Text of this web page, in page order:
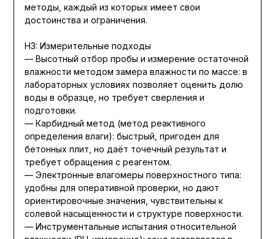
методы, каждый из которых имеет свои
достоинства и ограничения.
H3: Измерительные подходы
— Высотный отбор пробы и измерение остаточной
влажности методом замера влажности по массе: в
лабораторных условиях позволяет оценить долю
воды в образце, но требует сверления и
подготовки.
— Карбидный метод (метод реактивного
определения влаги): быстрый, пригоден для
бетонных плит, но даёт точечный результат и
требует обращения с реагентом.
— Электронные влагомеры поверхностного типа:
удобны для оперативной проверки, но дают
ориентировочные значения, чувствительны к
солевой насыщенности и структуре поверхности.
— Инструментальные испытания относительной